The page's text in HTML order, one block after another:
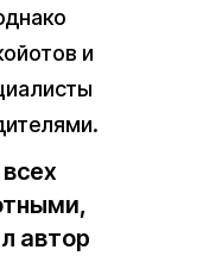
и
автор